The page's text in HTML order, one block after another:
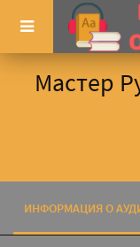
Мастер
ИНФОРМАЦИЯ О